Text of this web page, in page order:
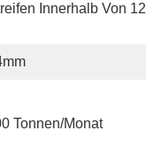
Innerhalb Von 12
Tonnen/Monat